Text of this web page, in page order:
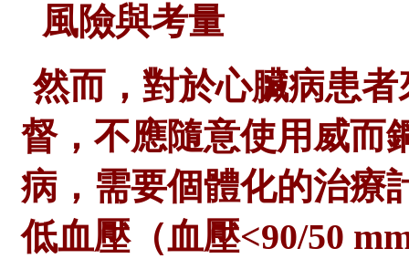
風險與考量
然而，對於心臟病患
督，不應隨意使用威而
病，需要個體化的治療
低血壓（血壓<90/50